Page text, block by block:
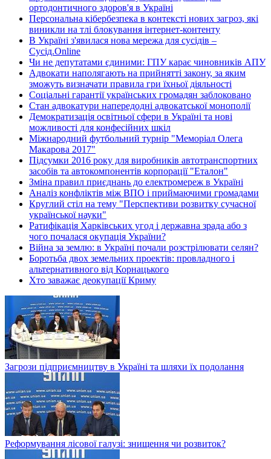
ортодонтичного здоров'я в Україні
Персональна кібербезпека в контексті нових загроз, які
виникли на тлі блокування інтернет-контенту
В Україні з'явилася нова мережа для сусідів –
Сусід.Online
Чи не депутатами єдиними: ГПУ карає чиновників АПУ
Адвокати наполягають на прийнятті закону, за яким
зможуть визначати правила гри їхньої діяльності
Соціальні гарантії українських громадян заблоковано
Стан адвокатури напередодні адвокатської монополії
Демократизація освітньої сфери в Україні та нові
можливості для конфесійних шкіл
Міжнародний футбольний турнір "Меморіал Олега
Макарова 2017"
Підсумки 2016 року для виробників автотранспортних
засобів та автокомпонентів корпорації "Еталон"
Зміна правил приєднань до електромереж в Україні
Аналіз конфліктів між ВПО і приймаючими громадами
Круглий стіл на тему "Перспективи розвитку сучасної
української науки"
Ратифікація Харківських угод і державна зрада або з
чого почалася окупація України?
Війна за землю: в Україні почали розстрілювати селян?
Боротьба двох земельних проектів: провладного і
альтернативного від Корнацького
Хто заважає деокупації Криму
Загрози підприємництву в Україні та шляхи їх подолання
Реформування лісової галузі: знищення чи розвиток?